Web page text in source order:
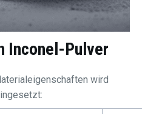
Inconel-Pulver
wird